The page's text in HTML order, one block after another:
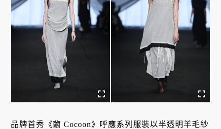
品牌首秀《繭 Cocoon》呼應系列服裝以半透明羊毛紗